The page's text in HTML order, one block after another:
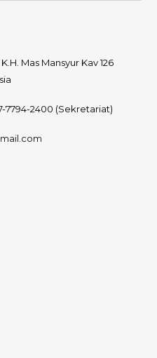
Mas Mansyur Kav 126
7794-2400 (Sekretariat)